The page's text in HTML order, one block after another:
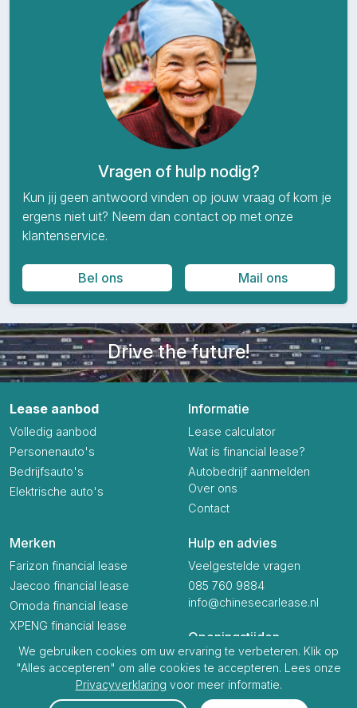
We gebruiken cookies om uw ervaring te verbeteren. Klik op
"Alles accepteren" om alle cookies te accepteren. Lees onze
Privacyverklaring voor meer informatie.
Vragen of hulp nodig?
Kun jij geen antwoord vinden op jouw vraag of kom je
ergens niet uit? Neem dan contact op met onze
klantenservice.
Bel ons Mail ons
Drive the future!
Lease aanbod
Volledig aanbod
Personenauto's
Bedrijfsauto's
Elektrische auto's
Merken
Farizon financial lease
Jaecoo financial lease
Omoda financial lease
XPENG financial lease
Informatie
Lease calculator
Wat is financial lease?
Autobedrijf aanmelden
Over ons
Contact
Hulp en advies
Veelgestelde vragen
085 760 9884
info@chinesecarlease.nl
Openingstijden
Ma t/m Vr
09:00 - 17:00
Za & Zo
gesloten